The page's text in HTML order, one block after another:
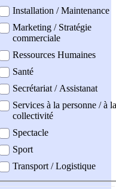
Installation / Maintenance
Marketing / Stratégie
commerciale
Ressources Humaines
Santé
Secrétariat / Assistanat
Services à la personne / à la
collectivité
Spectacle
Sport
Transport / Logistique